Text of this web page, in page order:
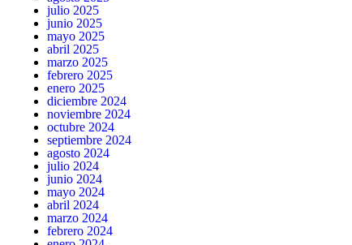
julio 2025
junio 2025
mayo 2025
abril 2025
marzo 2025
febrero 2025
enero 2025
diciembre 2024
noviembre 2024
octubre 2024
septiembre 2024
agosto 2024
julio 2024
junio 2024
mayo 2024
abril 2024
marzo 2024
febrero 2024